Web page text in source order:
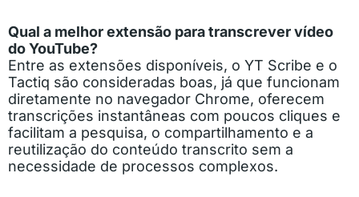
Qual a melhor extensão para transcrever vídeo
do YouTube?
Entre as extensões disponíveis, o YT Scribe e o
Tactiq são consideradas boas, já que funcionam
diretamente no navegador Chrome, oferecem
transcrições instantâneas com poucos cliques e
facilitam a pesquisa, o compartilhamento e a
reutilização do conteúdo transcrito sem a
necessidade de processos complexos.